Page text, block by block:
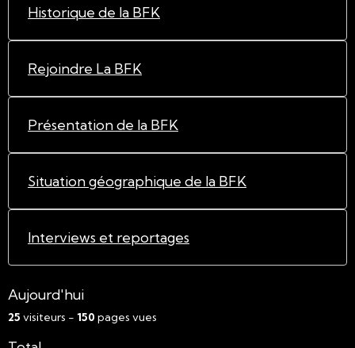
Historique de la BFK
Rejoindre La BFK
Présentation de la BFK
Situation géographique de la BFK
Interviews et reportages
Aujourd'hui
25 visiteurs - 150 pages vues